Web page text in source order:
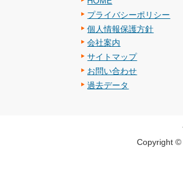
プライバシーポリシー
個人情報保護方針
会社案内
サイトマップ
お問い合わせ
過去データ
Copyright